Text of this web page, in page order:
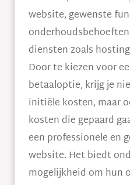
website, gewenste
diensten zoals
Door te kiezen voor
betaaloptie, krijg je
initiële kosten, maar
kosten die gepaard
een professionele en
website. Het biedt
mogelijkheid om hun